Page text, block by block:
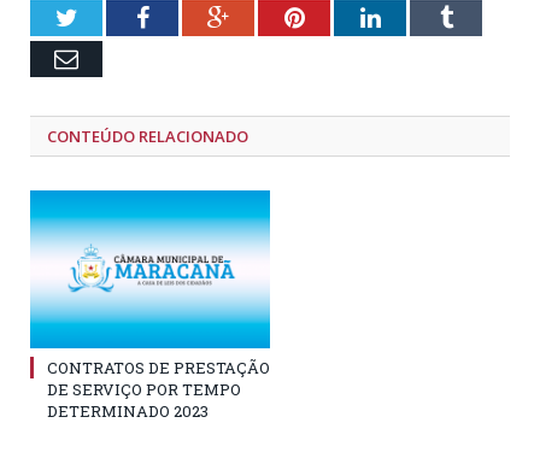
TwitterFacebookGoogle+PinterestLinkedInTumblr
Email
CONTEÚDO RELACIONADO
CONTRATOS DE PRESTAÇÃO
DE SERVIÇO POR TEMPO
DETERMINADO 2023